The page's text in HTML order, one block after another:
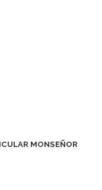
MONSEÑOR